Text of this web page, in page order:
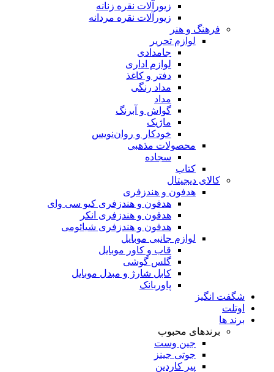
زیورآلات نقره زنانه
زیورآلات نقره مردانه
فرهنگ و هنر
لوازم تحریر
جامدادی
لوازم اداری
دفتر و کاغذ
مداد رنگی
مداد
گواش و آبرنگ
ماژیک
خودکار و روان‌نویس
محصولات مذهبی
سجاده
کتاب
کالای دیجیتال
هدفون و هندزفری
هدفون و هندزفری کیو سی وای
هدفون و هندزفری انکر
هدفون و هندزفری شیائومی
لوازم جانبی موبایل
قاب و کاور موبایل
گلس گوشی
کابل شارژ و مبدل موبایل
پاوربانک
شگفت انگیز
اوتلت
برند ها
برندهای محبوب
جین وست
جوتی جینز
پیر کاردین